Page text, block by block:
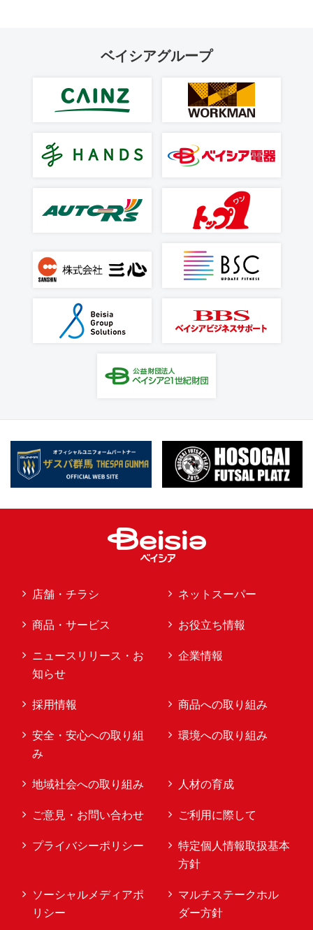
ベイシアグループ
店舗・チラシ ネットスーパー
商品・サービス お役立ち情報
ニュースリリース・お
知らせ
企業情報
採用情報 商品への取り組み
安全・安心への取り組
み
環境への取り組み
地域社会への取り組み 人材の育成
ご意見・お問い合わせ ご利用に際して
プライバシーポリシー
特定個人情報取扱基本
方針
ソーシャルメディアポ
リシー
マルチステークホル
ダー方針